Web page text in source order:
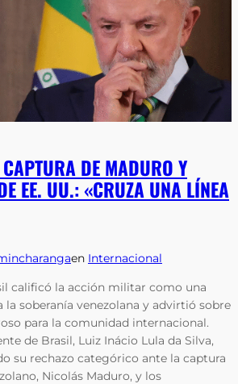
DE MADURO Y
EE. UU.: «CRUZA UNA LÍNEA
en Internacional
calificó la acción militar como una
la soberanía venezolana y advirtió sobre
para la comunidad internacional.
de Brasil, Luiz Inácio Lula da Silva,
su rechazo categórico ante la captura
Nicolás Maduro, y los